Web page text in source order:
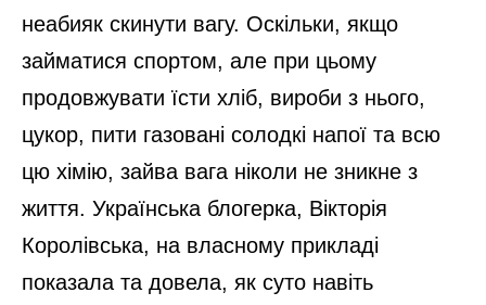
неабияк скинути вагу. Оскільки, якщо
займатися спортом, але при цьому
продовжувати їсти хліб, вироби з нього,
цукор, пити газовані солодкі напої та всю
цю хімію, зайва вага ніколи не зникне з
життя. Українська блогерка, Вікторія
Королівська, на власному прикладі
показала та довела, як суто навіть